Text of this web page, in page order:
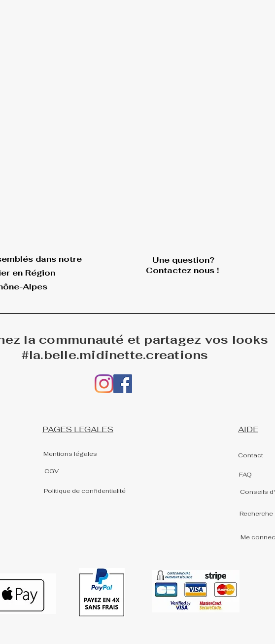
dans notre
en Région
Alpes
Une question?
Contactez nous !
la communauté et partagez vos looks
#la.belle.midinette.creations
PAGES LEGALES
Mentions légales
CGV
Politique de confidentialité
AIDE
Contact
FAQ
Conseils
Recherche
Me